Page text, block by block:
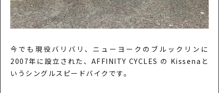
今でも現役バリバリ、ニューヨークのブルックリンに
2007年に設立された、 AFFINITY CYCLES の Kissenaと
いうシングルスピードバイクです。